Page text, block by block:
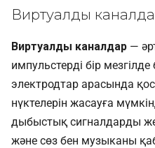
Виртуалды
Виртуалды каналдар —
импульстерді бір
электродтар арасында
нүктелерін жасауға
дыбыстық сигналдарды
және сөз бен музыканы